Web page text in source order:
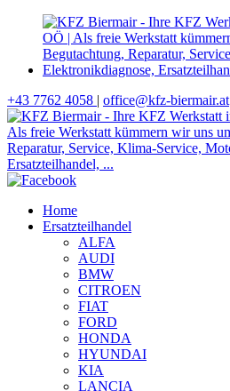
+43 7762 4058 | office@kfz-biermair.at
Home
Ersatzteilhandel
ALFA
AUDI
BMW
CITROEN
FIAT
FORD
HONDA
HYUNDAI
KIA
LANCIA